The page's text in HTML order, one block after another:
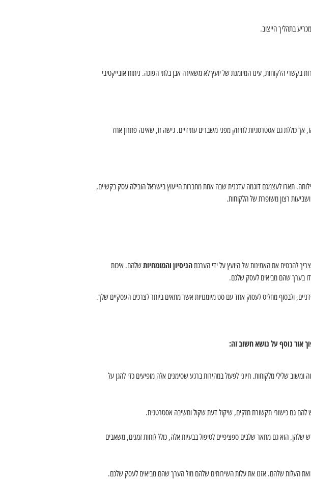
בתהליך הייצוב.
הלקוחות, עינו המיומנת של יועץ לא משאירה אבן בלתי הפוכה. ניתוח אובייקטיבי
כוללת גם אסטרטגיות לחיזוק מפני משברים עתידיים. גישה זו, שאינה פתרון אחד
תארו לעצמכם דוגמה עדכנית שבה אחת מחברות הייעוץ בישראל הובילה עסק בקשיים,
להבטיח את האמינות של היועץ על ידי הערכתהניסיון והמומחיותשלהם. איכות
בערך שהם מביאים לעסק שלכם.
ולבסוף מחליט לעסוק אחד עם סט מיומנויות אשר מתאים ביותר לצרכים העסקיים שלך.
אור נוסף על נושא חשוב זה:
שלילי מלקוחות. חיוני לפעול במהירות ברגע שסימנים אלה מופיעים כדי להגן על
להם גם כישורי תקשורת חזקים, שיקול דעת שקול וחשיבה אסטרטגית.
הוא גם מתאר שלבים ספציפיים לטיפול בבעיות אלה, כולל לוחות זמנים, משאבים
העלות שלהם. אזנו את עלות השירותים שלהם מול הערך שהם מביאים לעסק שלכם.